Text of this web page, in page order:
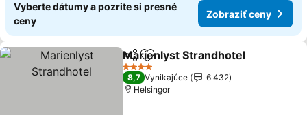
Vyberte dátumy a pozrite si presné
ceny
Zobraziť ceny
ZdieľaťPridať do obľúbených
Marienlyst Strandhotel
4 Počet hviezdičiek
8,7 Vynikajúce
6 432
Helsingor